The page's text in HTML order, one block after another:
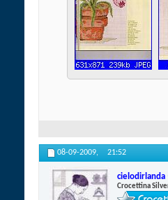
08-09-2009, 21:52
cielodirlanda
Crocettina